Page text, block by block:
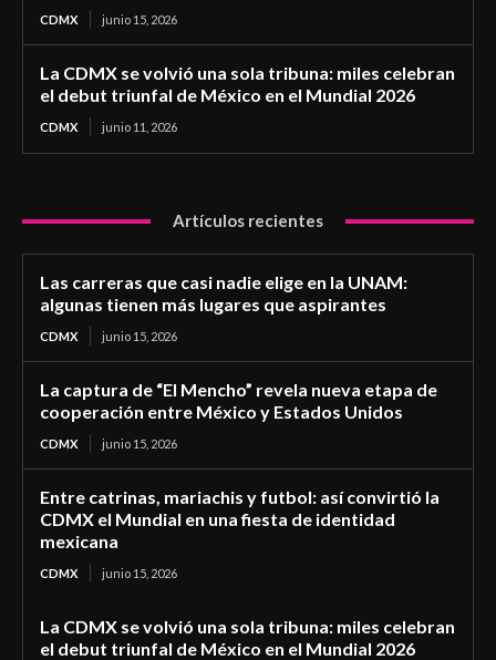
CDMX junio 15, 2026
La CDMX se volvió una sola tribuna: miles celebran
el debut triunfal de México en el Mundial 2026
CDMX junio 11, 2026
Artículos recientes
Las carreras que casi nadie elige en la UNAM:
algunas tienen más lugares que aspirantes
CDMX junio 15, 2026
La captura de “El Mencho” revela nueva etapa de
cooperación entre México y Estados Unidos
CDMX junio 15, 2026
Entre catrinas, mariachis y futbol: así convirtió la
CDMX el Mundial en una fiesta de identidad
mexicana
CDMX junio 15, 2026
La CDMX se volvió una sola tribuna: miles celebran
el debut triunfal de México en el Mundial 2026